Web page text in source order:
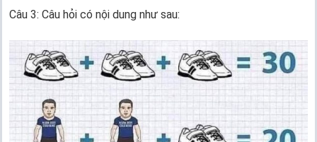
Câu 3: Câu hỏi có nội dung như sau: